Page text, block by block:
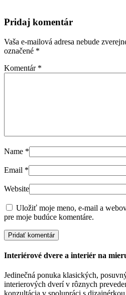
Pridaj komentár
Vaša e-mailová adresa nebude
označené *
Komentár *
Name *
Email *
Website
Uložiť moje meno, e-mail a
pre moje budúce komentáre.
Interiérové dvere a interiér na
Jedinečná ponuka klasických,
interierových dverí v rôznych